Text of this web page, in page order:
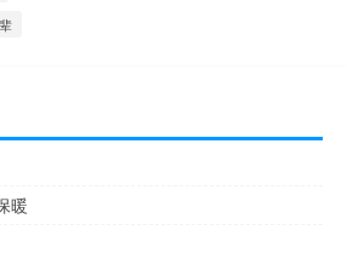
暖